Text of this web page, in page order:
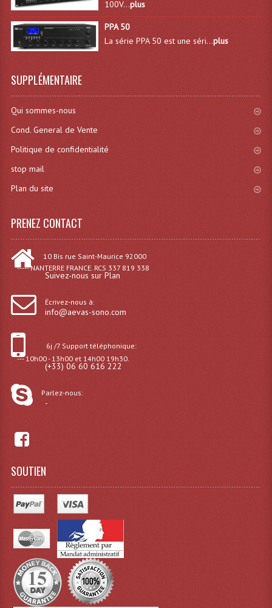
100V...plus
PPA 50
La série PPA 50 est une séri...plus
SUPPLÉMENTAIRE
Qui sommes-nous
Cond. General de Vente
Politique de confidentialité
stop mail
Plan du site
PRENEZ CONTACT
10 Bis rue Saint-Maurice 92000
----- NANTERRE FRANCE. RCS 337 819 338
Suivez-nous sur Plan
Écrivez-nous à:
info@aevas-sono.com
6j /7 Support téléphonique:
--- 10h00 - 13h00 et 14h00 19h30.
(+33) 06 60 616 222
Parlez-nous:
-
SOUTIEN